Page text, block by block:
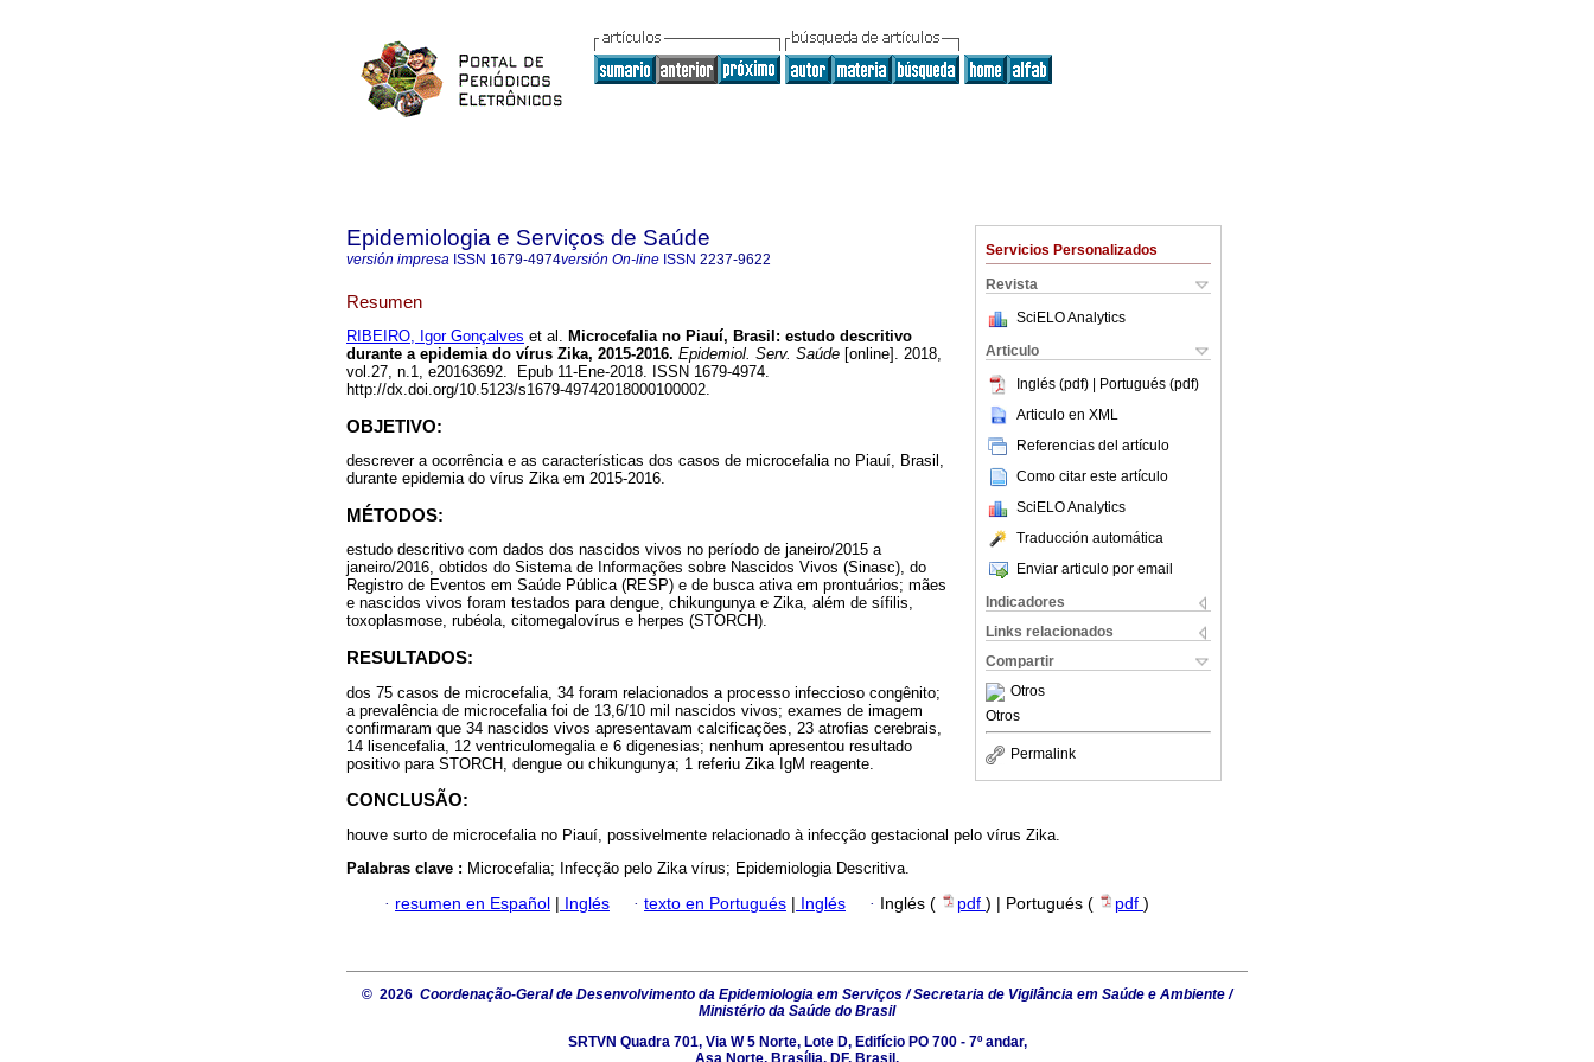
Servicios Personalizados
Revista
SciELO Analytics
Articulo
Inglés (pdf) | Portugués (pdf)
Articulo en XML
Referencias del artículo
Como citar este artículo
SciELO Analytics
Traducción automática
Enviar articulo por email
Indicadores
Links relacionados
Compartir
Otros
Otros
Permalink
Epidemiologia e Serviços de Saúde
versión impresa ISSN 1679-4974versión On-line ISSN 2237-9622
Resumen
RIBEIRO, Igor Gonçalves et al. Microcefalia no Piauí, Brasil: estudo descritivo
durante a epidemia do vírus Zika, 2015-2016. Epidemiol. Serv. Saúde [online]. 2018,
vol.27, n.1, e20163692. Epub 11-Ene-2018. ISSN 1679-4974.
http://dx.doi.org/10.5123/s1679-49742018000100002.
OBJETIVO:
descrever a ocorrência e as características dos casos de microcefalia no Piauí, Brasil,
durante epidemia do vírus Zika em 2015-2016.
MÉTODOS:
estudo descritivo com dados dos nascidos vivos no período de janeiro/2015 a
janeiro/2016, obtidos do Sistema de Informações sobre Nascidos Vivos (Sinasc), do
Registro de Eventos em Saúde Pública (RESP) e de busca ativa em prontuários; mães
e nascidos vivos foram testados para dengue, chikungunya e Zika, além de sífilis,
toxoplasmose, rubéola, citomegalovírus e herpes (STORCH).
RESULTADOS:
dos 75 casos de microcefalia, 34 foram relacionados a processo infeccioso congênito;
a prevalência de microcefalia foi de 13,6/10 mil nascidos vivos; exames de imagem
confirmaram que 34 nascidos vivos apresentavam calcificações, 23 atrofias cerebrais,
14 lisencefalia, 12 ventriculomegalia e 6 digenesias; nenhum apresentou resultado
positivo para STORCH, dengue ou chikungunya; 1 referiu Zika IgM reagente.
CONCLUSÃO:
houve surto de microcefalia no Piauí, possivelmente relacionado à infecção gestacional pelo vírus Zika.
Palabras clave : Microcefalia; Infecção pelo Zika vírus; Epidemiologia Descritiva.
· resumen en Español Inglés · texto en Portugués Inglés · Inglés ( pdf ) | Portugués ( pdf )
© 2026 Coordenação-Geral de Desenvolvimento da Epidemiologia em Serviços / Secretaria de Vigilância em Saúde e Ambiente /
Ministério da Saúde do Brasil
SRTVN Quadra 701, Via W 5 Norte, Lote D, Edifício PO 700 - 7º andar,
Asa Norte, Brasília, DF, Brasil.